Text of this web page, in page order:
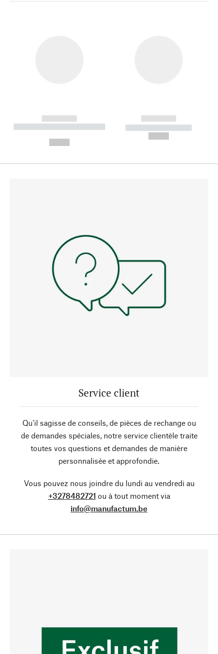
------------
----------- ----------- --------
------------
----------- -----------
Service client
Qu’il sagisse de conseils, de pièces de rechange ou
de demandes spéciales, notre service clientèle traite
toutes vos questions et demandes de manière
personnalisée et approfondie.
Vous pouvez nous joindre du lundi au vendredi au
+3278482721 ou à tout moment via
info@manufactum.be